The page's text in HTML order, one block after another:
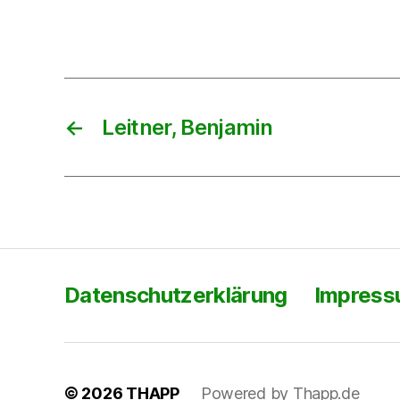
← Leitner, Benjamin
Datenschutzerklärung
© 2026 THAPP Powered by Thapp.de